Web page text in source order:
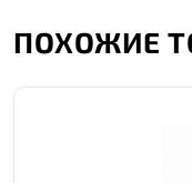
ПОХОЖИЕ